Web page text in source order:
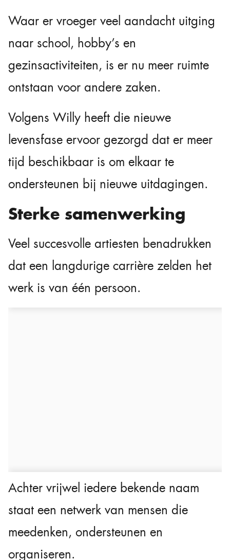
Waar er vroeger veel aandacht uitging
naar school, hobby’s en
gezinsactiviteiten, is er nu meer ruimte
ontstaan voor andere zaken.
Volgens Willy heeft die nieuwe
levensfase ervoor gezorgd dat er meer
tijd beschikbaar is om elkaar te
ondersteunen bij nieuwe uitdagingen.
Sterke samenwerking
Veel succesvolle artiesten benadrukken
dat een langdurige carrière zelden het
werk is van één persoon.
Achter vrijwel iedere bekende naam
staat een netwerk van mensen die
meedenken, ondersteunen en
organiseren.